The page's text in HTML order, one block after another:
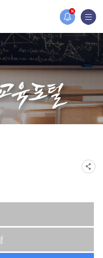
N
다.
새롭게 개설되었습니다.